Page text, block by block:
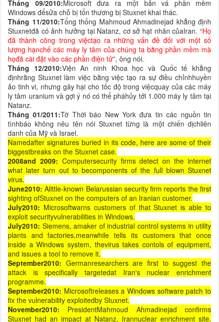
Tháng 09/2010:Microsoft đưa ra một bản vá phần mềm
Windows đểsửa chỗ bị tổn thương bị Stuxnet khai thác.
Tháng 11/2010:Tổng thống Mahmoud Ahmadinejad khẳng định
Stuxnetđã có ảnh hưởng tại Natanz, cơ sở hạt nhân củaIran. “Họ
đã thành công trong việctạo ra những vấn đề đối với một số
lượng hạnchế các máy ly tâm của chúng ta bằng phần mềm mà
họđã cài đặt vào các phần điện tử”, ông nói.
Tháng 12/2010:Viện An ninh Khoa học và Quốc tế khẳng
địnhrằng Stuxnet làm việc bằng việc tạo ra sự điều chỉnhhuyền
ảo tinh vi, nhưng gây hại cho tốc độ trong việcquay của các máy
ly tâm uranium và gợi ý nó có thể pháhủy tới 1.000 máy ly tâm tại
Natanz.
Tháng 01/2011:Tờ Thời báo New York đưa tin các nguồn tin
tìnhbáo không nêu tên nói Stuxnet từng là một chiến dịchliên
danh của Mỹ và Israel.
Namedafter signatures buried in its code, here are some of their
biggestbreaks on the Stuxnet case.
2008and 2009: Computersecurity firms detect on the internet
what later turn out to becomponents of the full blown Stuxnet
virus.
June2010:Alittle-known Belarussian security firm reports the first
sighting ofStuxnet on the computers of an Iranian customer.
July2010: Microsoftwarns customers of that Stuxnet is able to
exploit securityvulnerabilities in Windows.
July2010: Siemens, amaker of industrial control systems in utility
plants and factories,meanwhile tells its customers that once
inside a Windows system, thevirus takes contols of equipment,
and issues a tool to remove it.
September2010: Germanresearchers are first to suggest the
attack is specifically targetedat Iran's nuclear enrichment
programme.
September2010: Microsoftreleases a Windows software patch to
fix the vulnerability exploitedby Stuxnet.
November2010: PresidentMahmoud Ahmadinejad confirms
Stuxnet had an impact at Natanz, Irannuclear enrichment site.